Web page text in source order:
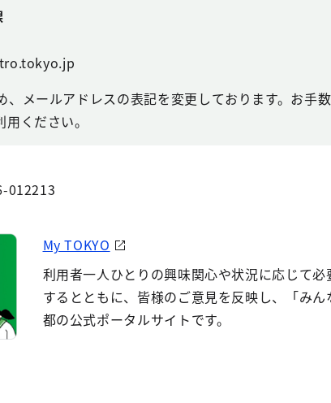
、メールアドレスの表記を変更しております。お手数
ください。
012213
My TOKYO
利用者一人ひとりの興味関心や状況に応じて必
するとともに、皆様のご意見を反映し、「みん
都の公式ポータルサイトです。